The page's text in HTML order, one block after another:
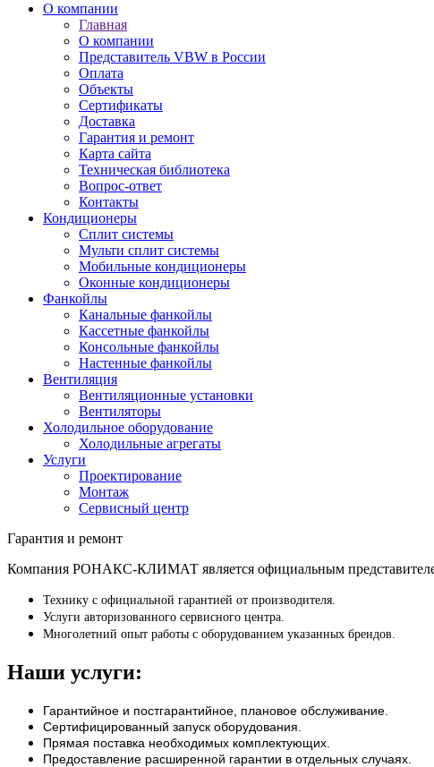
О компании
Главная
О компании
Представитель VBW в России
Оплата
Объекты
Сертификаты
Доставка
Гарантия и ремонт
Карта сайта
Техническая библиотека
Вопрос-ответ
Контакты
Кондиционеры
Сплит системы
Мульти сплит системы
Мобильные кондиционеры
Оконные кондиционеры
Фанкойлы
Канальные фанкойлы
Кассетные фанкойлы
Консольные фанкойлы
Настенные фанкойлы
Вентиляция
Вентиляционные установки
Вентиляторы
Холодильное оборудование
Холодильные агрегаты
Услуги
Проектирование
Монтаж
Сервисный центр
Гарантия и ремонт
Компания РОНАКС-КЛИМАТ является официальным
Технику с официальной гарантией от производителя.
Услуги авторизованного сервисного центра.
Многолетний опыт работы с оборудованием указанных брендов.
Наши услуги:
Гарантийное и постгарантийное, плановое обслуживание.
Сертифицированный запуск оборудования.
Прямая поставка необходимых комплектующих.
Предоставление расширенной гарантии в отдельных случаях.